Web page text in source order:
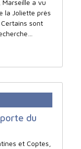
a vu
la Joliette près
sont
du
et Coptes,